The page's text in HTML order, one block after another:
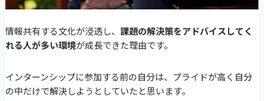
情報共有する文化が浸透し、 課題の解決策をアドバイスしてく
れる人が多い環境が成長できた理由です。
インターンシップに参加する前の自分は、プライドが高く自分
の中だけで解決しようとしていたと思います。